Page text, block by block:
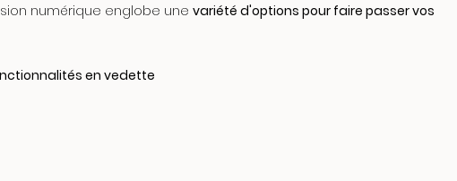
numérique englobe une variété d'options pour faire passer vos
en vedette